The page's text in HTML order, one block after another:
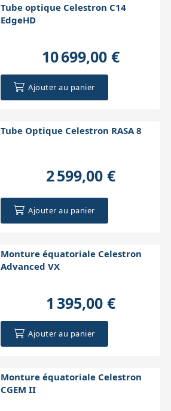
Tube optique Celestron C14
EdgeHD
10 699,00 €
Ajouter au panier
Tube Optique Celestron RASA 8
2 599,00 €
Ajouter au panier
Monture équatoriale Celestron
Advanced VX
1 395,00 €
Ajouter au panier
Monture équatoriale Celestron
CGEM II